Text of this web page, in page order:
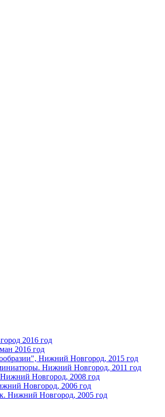
2016 год
2016 год
Нижний Новгород, 2015 год
Нижний Новгород, 2011 год
Новгород, 2008 год
Новгород, 2006 год
Нижний Новгород, 2005 год